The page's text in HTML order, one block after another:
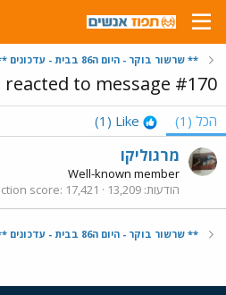
** שרשור בוקר - היום ה86 בבית - עדכונים **
to message #170
הכל (1)
Like
(1)
מרגוליקו
Well-known member
הודעות 13,209
score 17,421
** שרשור בוקר - היום ה86 בבית - עדכונים **